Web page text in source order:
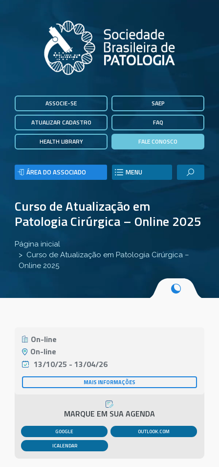
ASSOCIE-SE
ATUALIZAR CADASTRO
HEALTH LIBRARY
SAEP
FAQ
FALE CONOSCO
ÁREA DO ASSOCIADO MENU
Curso de Atualização em
Patologia Cirúrgica – Online 2025
Página inicial
Curso de Atualização em Patologia Cirúrgica –
Online 2025
On-line
On-line
13/10/25 - 13/04/26
MAIS INFORMAÇÕES
MARQUE EM SUA AGENDA
GOOGLE OUTLOOK.COM